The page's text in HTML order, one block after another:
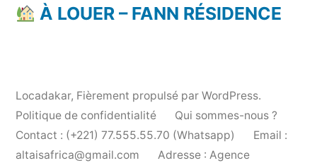
À LOUER – FANN RÉSIDENCE
Locadakar, Fièrement propulsé par WordPress.
Politique de confidentialité
Qui sommes-nous ?
Contact : (+221) 77.555.55.70 (Whatsapp)
Email :
altaisafrica@gmail.com
Adresse : Agence